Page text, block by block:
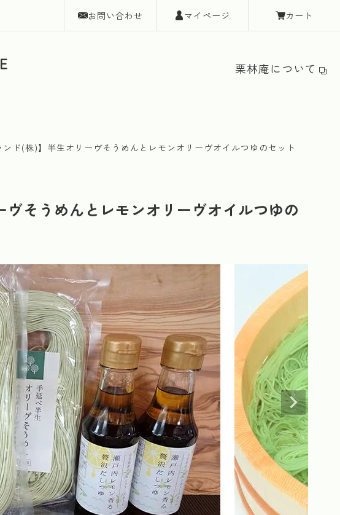
お問い合わせ マイページ カート
栗林庵について
ンド(株)】半生オリーヴそうめんとレモンオリーヴオイルつゆのセット
そうめんとレモンオリーヴオイルつゆの